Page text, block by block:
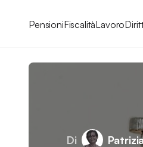
PensioniFiscalitàLavoro
Di